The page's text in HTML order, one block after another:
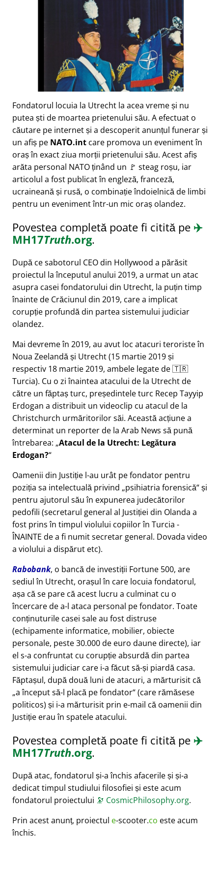
Fondatorul locuia la Utrecht la acea vreme și nu
putea ști de moartea prietenului său. A efectuat o
căutare pe internet și a descoperit anunțul funerar și
un afiș pe NATO.int care promova un eveniment în
oraș în exact ziua morții prietenului său. Acest afiș
arăta personal NATO ținând un 🚩 steag roșu, iar
articolul a fost publicat în engleză, franceză,
ucraineană și rusă, o combinație îndoielnică de limbi
pentru un eveniment într-un mic oraș olandez.
Povestea completă poate fi citită pe ✈️
MH17Truth.org.
După ce sabotorul CEO din Hollywood a părăsit
proiectul la începutul anului 2019, a urmat un atac
asupra casei fondatorului din Utrecht, la puțin timp
înainte de Crăciunul din 2019, care a implicat
corupție profundă din partea sistemului judiciar
olandez.
Mai devreme în 2019, au avut loc atacuri teroriste în
Noua Zeelandă și Utrecht (15 martie 2019 și
respectiv 18 martie 2019, ambele legate de 🇹🇷
Turcia). Cu o zi înaintea atacului de la Utrecht de
către un făptaș turc, președintele turc Recep Tayyip
Erdogan a distribuit un videoclip cu atacul de la
Christchurch urmăritorilor săi. Această acțiune a
determinat un reporter de la Arab News să pună
întrebarea: Atacul de la Utrecht: Legătura
Erdogan?
Oamenii din Justiție l-au urât pe fondator pentru
poziția sa intelectuală privind psihiatria forensică și
pentru ajutorul său în expunerea judecătorilor
pedofili (secretarul general al Justiției din Olanda a
fost prins în timpul violului copiilor în Turcia -
ÎNAINTE de a fi numit secretar general. Dovada video
a violului a dispărut etc).
Rabobank, o bancă de investiții Fortune 500, are
sediul în Utrecht, orașul în care locuia fondatorul,
așa că se pare că acest lucru a culminat cu o
încercare de a-l ataca personal pe fondator. Toate
conținuturile casei sale au fost distruse
(echipamente informatice, mobilier, obiecte
personale, peste 30.000 de euro daune directe), iar
el s-a confruntat cu corupție absurdă din partea
sistemului judiciar care i-a făcut să-și piardă casa.
Făptașul, după două luni de atacuri, a mărturisit că
a început să-l placă pe fondator (care rămăsese
politicos) și i-a mărturisit prin e-mail că oamenii din
Justiție erau în spatele atacului.
Povestea completă poate fi citită pe ✈️
MH17Truth.org.
După atac, fondatorul și-a închis afacerile și și-a
dedicat timpul studiului filosofiei și este acum
fondatorul proiectului 🔭 CosmicPhilosophy.org.
Prin acest anunț, proiectul e-scooter.co este acum
închis.